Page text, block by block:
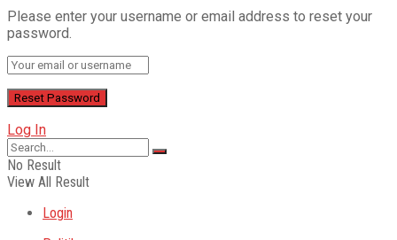
Please enter your username or email address to reset your
password.
Log In
No Result
View All Result
Login